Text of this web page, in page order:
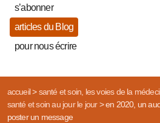
s’abonner
articles du Blog
pour nous écrire
accueil> santé et soin, les voies de la
santé et soin au jour le jour> en 2020, un
poster un message